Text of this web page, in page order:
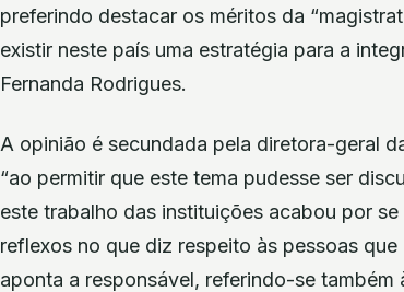
preferindo destacar os méritos da
existir neste país uma estratégia para a
Fernanda Rodrigues.
A opinião é secundada pela diretora-geral
“ao permitir que este tema pudesse ser
este trabalho das instituições acabou por
reflexos no que diz respeito às pessoas
aponta a responsável, referindo-se